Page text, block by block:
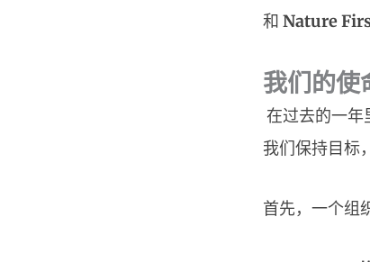
和 Nature
我们的使
在过去的一年
我们保持目标
首先，一个组